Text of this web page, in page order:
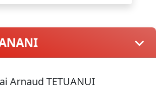
Arnaud TETUANUI